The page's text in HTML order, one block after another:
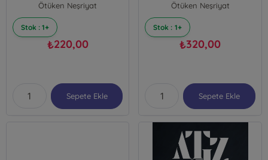
Ötüken Neşriyat
Stok : 1+
₺220,00
Sepete Ekle
Ötüken Neşriyat
Stok : 1+
₺320,00
Sepete Ekle